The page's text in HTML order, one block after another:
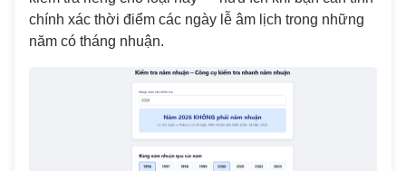
chính xác thời điểm các ngày lễ âm lịch trong những
năm có tháng nhuận.